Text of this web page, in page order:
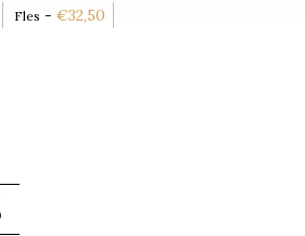
Fles - €32,50